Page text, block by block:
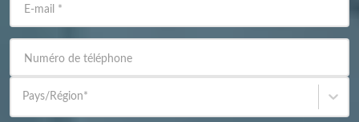
E-mail *
Numéro de téléphone
Pays/Région*